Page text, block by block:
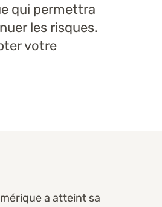
qui permettra
les risques.
votre
a atteint sa